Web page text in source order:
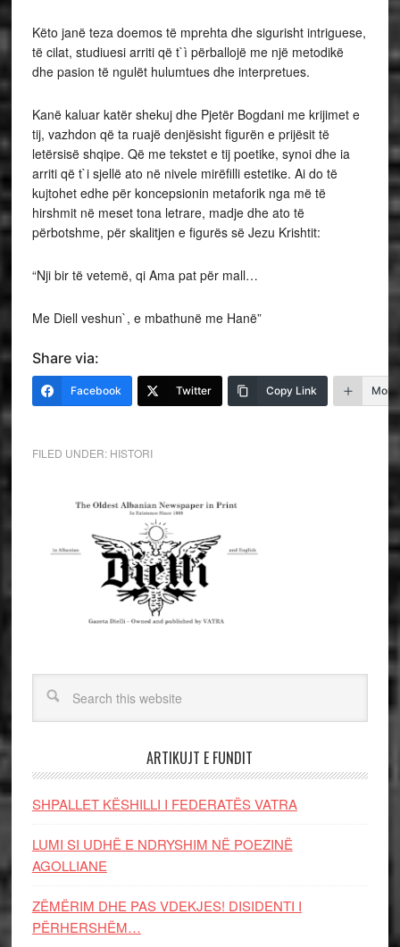
Këto janë teza doemos të mprehta dhe sigurisht intriguese,
të cilat, studiuesi arriti që t`ì përballojë me një metodikë
dhe pasion të ngulët hulumtues dhe interpretues.
Kanë kaluar katër shekuj dhe Pjetër Bogdani me krijimet e
tij, vazhdon që ta ruajë denjësisht figurën e prijësit të
letërsisë shqipe. Që me tekstet e tij poetike, synoi dhe ia
arriti që t`i sjellë ato në nivele mirëfilli estetike. Ai do të
kujtohet edhe për koncepsionin metaforik nga më të
hirshmit në meset tona letrare, madje dhe ato të
përbotshme, për skalitjen e figurës së Jezu Krishtit:
“Nji bir të vetemë, qi Ama pat për mall…
Me Diell veshun`, e mbathunë me Hanë”
Share via:
Facebook Twitter Copy Link More
FILED UNDER: HISTORI
ARTIKUJT E FUNDIT
SHPALLET KËSHILLI I FEDERATËS VATRA
LUMI SI UDHË E NDRYSHIM NË POEZINË
AGOLLIANE
ZËMËRIM DHE PAS VDEKJES! DISIDENTI I
PËRHERSHËM…